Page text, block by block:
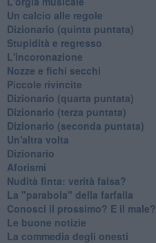
Un calcio alle regole
Dizionario (quinta puntata)
Stupidità e regresso
L'incoronazione
Nozze e fichi secchi
Piccole rivincite
​Dizionario (quarta puntata)
​Dizionario (terza puntata)
​Dizionario (seconda puntata)
Un'altra volta
Dizionario
Aforismi
Nudità finta: verità falsa?
La "parabola" della farfalla
Conosci il prossimo? E il male?
Le buone notizie
La commedia degli onesti